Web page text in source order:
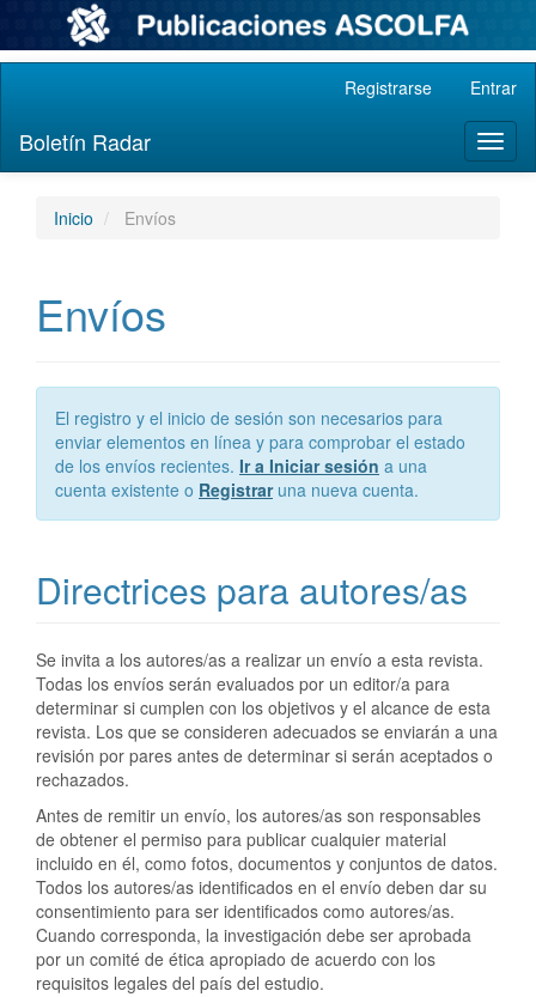
principal
Barra
Registrarse Entrar
Boletín Radar
Inicio Envíos
Envíos
El registro y el inicio de sesión son necesarios para
enviar elementos en línea y para comprobar el estado
de los envíos recientes. Ir a Iniciar sesión a una
cuenta existente o Registraruna nueva cuenta.
Directrices para autores/as
Se invita a los autores/as a realizar un envío a esta revista.
Todas los envíos serán evaluados por un editor/a para
determinar si cumplen con los objetivos y el alcance de esta
revista. Los que se consideren adecuados se enviarán a una
revisión por pares antes de determinar si serán aceptados o
rechazados.
Antes de remitir un envío, los autores/as son responsables
de obtener el permiso para publicar cualquier material
incluido en él, como fotos, documentos y conjuntos de datos.
Todos los autores/as identificados en el envío deben dar su
consentimiento para ser identificados como autores/as.
Cuando corresponda, la investigación debe ser aprobada
por un comité de ética apropiado de acuerdo con los
requisitos legales del país del estudio.